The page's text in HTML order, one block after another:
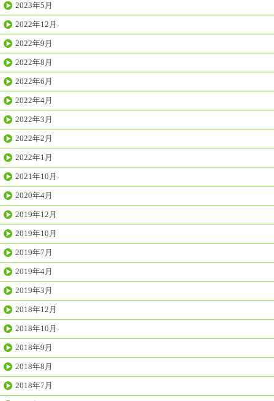
2023年5月
2022年12月
2022年9月
2022年8月
2022年6月
2022年4月
2022年3月
2022年2月
2022年1月
2021年10月
2020年4月
2019年12月
2019年10月
2019年7月
2019年4月
2019年3月
2018年12月
2018年10月
2018年9月
2018年8月
2018年7月